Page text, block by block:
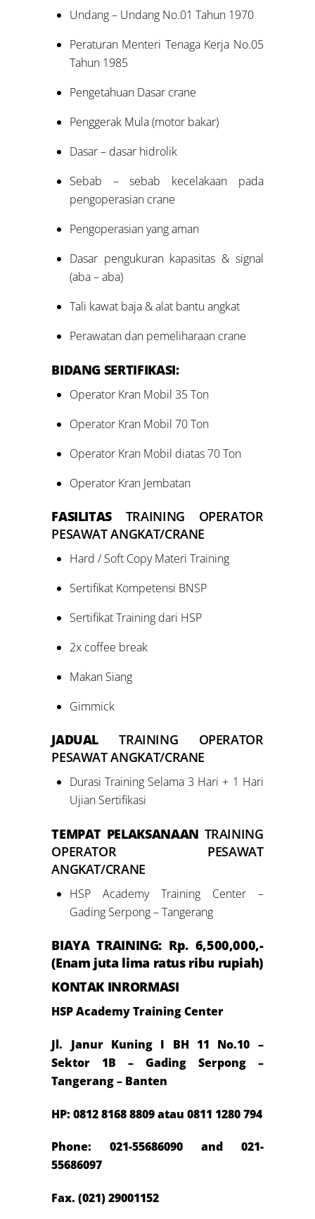
Undang – Undang No.01 Tahun 1970
Peraturan Menteri Tenaga Kerja No.05
Tahun 1985
Pengetahuan Dasar crane
Penggerak Mula (motor bakar)
Dasar – dasar hidrolik
Sebab – sebab kecelakaan pada
pengoperasian crane
Pengoperasian yang aman
Dasar pengukuran kapasitas & signal
(aba – aba)
Tali kawat baja & alat bantu angkat
Perawatan dan pemeliharaan crane
BIDANG SERTIFIKASI:
Operator Kran Mobil 35 Ton
Operator Kran Mobil 70 Ton
Operator Kran Mobil diatas 70 Ton
Operator Kran Jembatan
FASILITAS TRAINING OPERATOR
PESAWAT ANGKAT/CRANE
Hard / Soft Copy Materi Training
Sertifikat Kompetensi BNSP
Sertifikat Training dari HSP
2x coffee break
Makan Siang
Gimmick
JADUALTRAINING OPERATOR
PESAWAT ANGKAT/CRANE
Durasi Training Selama 3 Hari + 1 Hari
Ujian Sertifikasi
TEMPAT PELAKSANAAN TRAINING
OPERATOR PESAWAT
ANGKAT/CRANE
HSP Academy Training Center –
Gading Serpong – Tangerang
BIAYA TRAINING: Rp. 6,500,000,-
(Enam juta lima ratus ribu rupiah)
KONTAK INRORMASI
HSP Academy Training Center
Jl. Janur Kuning I BH 11 No.10 –
Sektor 1B – Gading Serpong –
Tangerang – Banten
HP: 0812 8168 8809 atau 0811 1280 794
Phone: 021-55686090 and 021-
55686097
Fax. (021) 29001152